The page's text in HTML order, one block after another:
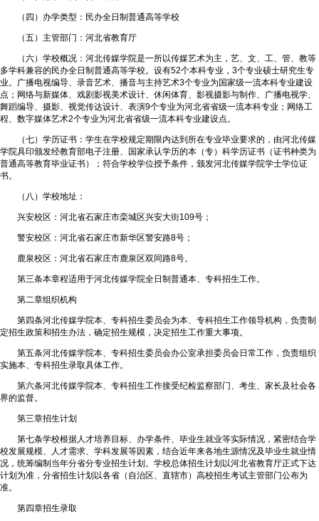
（四）办学类型：民办全日制普通高等学校
（五）主管部门：河北省教育厅
（六）学校概况：河北传媒学院是一所以传媒艺术为主，艺、文、工、管、教等
多学科兼容的民办全日制普通高等学校。设有52个本科专业，3个专业硕士研究生专
业。广播电视编导、录音艺术、播音与主持艺术3个专业为国家级一流本科专业建设
点；网络与新媒体、戏剧影视美术设计、休闲体育、影视摄影与制作、广播电视学、
舞蹈编导、摄影、视觉传达设计、表演9个专业为河北省省级一流本科专业；网络工
程、数字媒体艺术2个专业为河北省省级一流本科专业建设点。
（七）学历证书：学生在学校规定期限内达到所在专业毕业要求的，由河北传媒
学院具印颁发经教育部电子注册、国家承认学历的本（专）科学历证书（证书种类为
普通高等教育毕业证书）；符合学校学位授予条件，颁发河北传媒学院学士学位证
书。
（八）学校地址：
兴安校区：河北省石家庄市栾城区兴安大街109号；
警安校区：河北省石家庄市新华区警安路8号；
鹿泉校区：河北省石家庄市鹿泉区双同路8号。
第三条本章程适用于河北传媒学院全日制普通本、专科招生工作。
第二章组织机构
第四条河北传媒学院本、专科招生委员会为本、专科招生工作领导机构，负责制
定招生政策和招生办法，确定招生规模，决定招生工作重大事项。
第五条河北传媒学院本、专科招生委员会办公室承担委员会日常工作，负责组织
实施本、专科招生录取具体工作。
第六条河北传媒学院本、专科招生工作接受纪检监察部门、考生、家长及社会各
界的监督。
第三章招生计划
第七条学校根据人才培养目标、办学条件、毕业生就业等实际情况，紧密结合学
校发展规模、人才需求、学科发展等因素，结合近年来各地生源情况及毕业生就业情
况，统筹编制当年分省分专业招生计划。学校总体招生计划以河北省教育厅正式下达
计划为准，分省招生计划以各省（自治区、直辖市）高校招生考试主管部门公布为
准。
第四章招生录取